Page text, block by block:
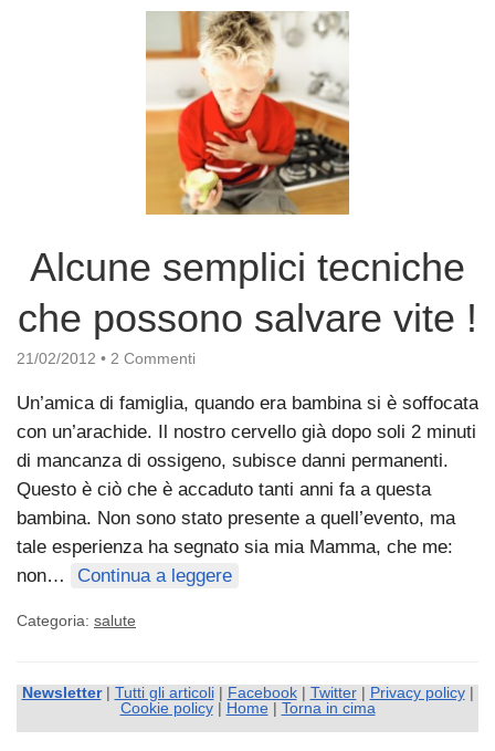
Alcune semplici tecniche
che possono salvare vite !
21/02/2012 • 2 Commenti
Un’amica di famiglia, quando era bambina si è soffocata
con un’arachide. Il nostro cervello già dopo soli 2 minuti
di mancanza di ossigeno, subisce danni permanenti.
Questo è ciò che è accaduto tanti anni fa a questa
bambina. Non sono stato presente a quell’evento, ma
tale esperienza ha segnato sia mia Mamma, che me:
non…
Continua a leggere
Categoria: salute
Newsletter| Tutti gli articoli| Facebook| Twitter| Privacy policy|
Cookie policy| Home| Torna in cima